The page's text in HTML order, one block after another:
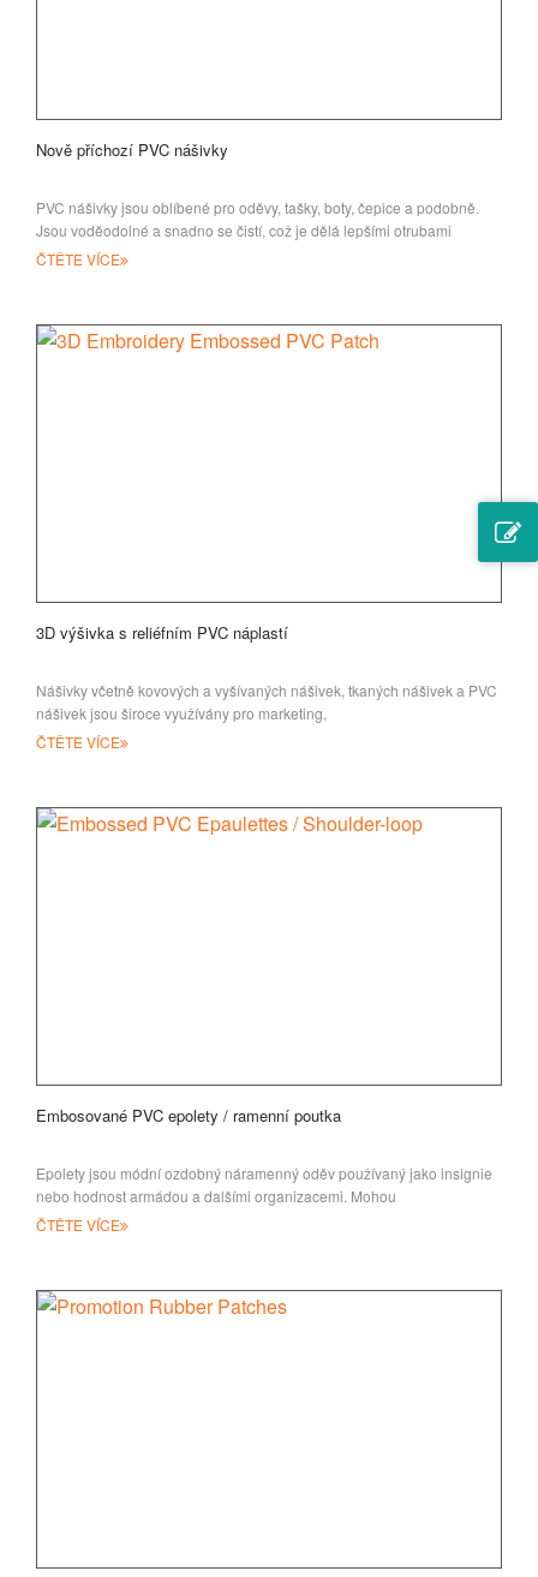
Nově příchozí PVC nášivky
PVC nášivky jsou oblíbené pro oděvy, tašky, boty, čepice a podobně.
Jsou voděodolné a snadno se čistí, což je dělá lepšími otrubami
ČTĚTE VÍCE
3D výšivka s reliéfním PVC náplastí
Nášivky včetně kovových a vyšívaných nášivek, tkaných nášivek a PVC
nášivek jsou široce využívány pro marketing,
ČTĚTE VÍCE
Embosované PVC epolety / ramenní poutka
Epolety jsou módní ozdobný náramenný oděv používaný jako insignie
nebo hodnost armádou a dalšími organizacemi. Mohou
ČTĚTE VÍCE